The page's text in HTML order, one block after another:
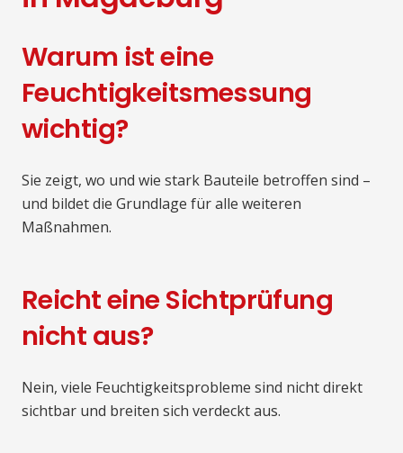
Warum ist eine
Feuchtigkeitsmessung
wichtig?
Sie zeigt, wo und wie stark Bauteile betroffen sind –
und bildet die Grundlage für alle weiteren
Maßnahmen.
Reicht eine Sichtprüfung
nicht aus?
Nein, viele Feuchtigkeitsprobleme sind nicht direkt
sichtbar und breiten sich verdeckt aus.